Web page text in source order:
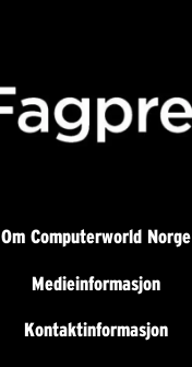
Om Computerworld Norge
Medieinformasjon
Kontaktinformasjon